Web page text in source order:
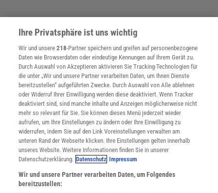
SPONSORED
PARTNERINHALTE
Anzeige
Ihre Privatsphäre ist uns wichtig
Wir und unsere218-Partner speichern und greifen auf personenbezogene
Daten wie Browserdaten oder eindeutige Kennungen auf Ihrem Gerät zu.
Durch Auswahl von Akzeptieren aktivieren Sie Tracking-Technologien für
die unter „Wir und unsere Partner verarbeiten Daten, um Ihnen Dienste
bereitzustellen“ aufgeführten Zwecke. Durch Auswahl von Alle ablehnen
oder Widerruf Ihrer Einwilligung werden diese deaktiviert. Wenn Tracker
deaktiviert sind, sind manche Inhalte und Anzeigen möglicherweise nicht
mehr so relevant für Sie. Sie können dieses Menü jederzeit wieder
aufrufen, um Ihre Einstellungen zu ändern oder Ihre Einwilligung zu
widerrufen, indem Sie auf den Link Voreinstellungen verwalten am
unteren Rand der Webseite klicken. Ihre Einstellungen gelten innerhalb
unseres Website. Weitere Informationen finden Sie in unserer
Datenschutzerklärung. Datenschutz Impressum
Wir und unsere Partner verarbeiten Daten, um Folgendes
bereitzustellen: